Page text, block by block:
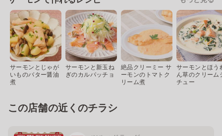
サーモンとじゃが
いものバター醤油
煮
サーモンと新玉ね
ぎのカルパッチョ
絶品クリーミー サ
ーモンのトマトク
リーム煮
サーモンとほう
ん草のクリーム
チュー
この店舗の近くのチラシ